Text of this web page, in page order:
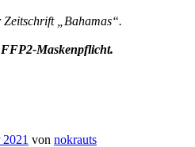
Zeitschrift „Bahamas“.
Maskenpflicht.
von nokrauts